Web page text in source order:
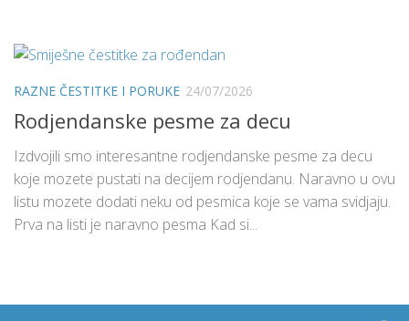
RAZNE ČESTITKE I PORUKE 24/07/2026
Rodjendanske pesme za decu
Izdvojili smo interesantne rodjendanske pesme za decu
koje mozete pustati na decijem rodjendanu. Naravno u ovu
listu mozete dodati neku od pesmica koje se vama svidjaju.
Prva na listi je naravno pesma Kad si...